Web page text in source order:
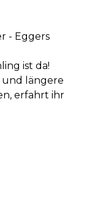
- Eggers
ist da!
längere
erfahrt ihr